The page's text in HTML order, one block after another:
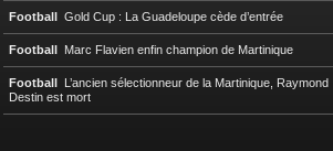
Football Gold Cup : La Guadeloupe cède d’entrée
Football Marc Flavien enfin champion de Martinique
Football L’ancien sélectionneur de la Martinique, Raymond
Destin est mort